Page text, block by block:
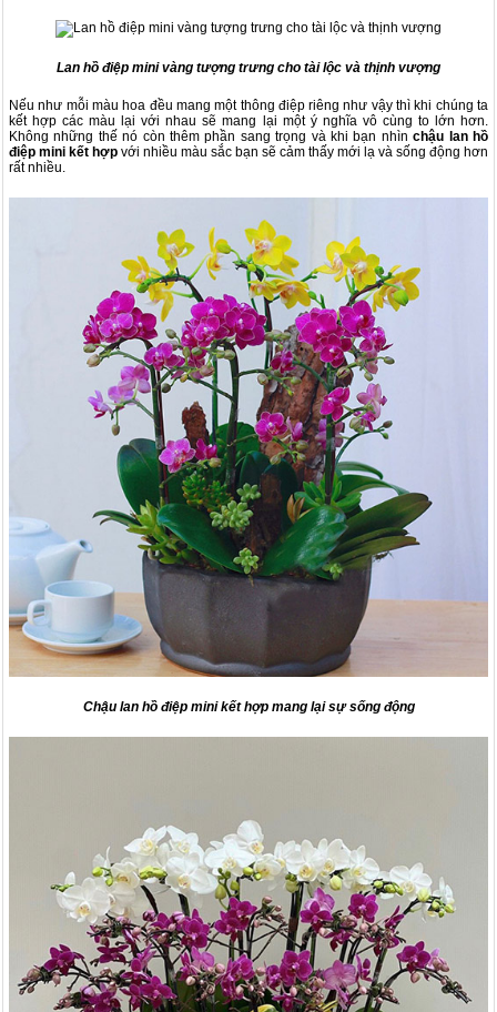
Lan hồ điệp mini vàng tượng trưng cho tài lộc và thịnh vượng
Nếu như mỗi màu hoa đều mang một thông điệp riêng như vậy thì khi chúng ta
kết hợp các màu lại với nhau sẽ mang lại một ý nghĩa vô cùng to lớn hơn.
Không những thế nó còn thêm phần sang trọng và khi bạn nhìnchậu lan hồ
điệp mini kết hợp với nhiều màu sắc bạn sẽ cảm thấy mới lạ và sống động hơn
rất nhiều.
Chậu lan hồ điệp mini kết hợp mang lại sự sống động